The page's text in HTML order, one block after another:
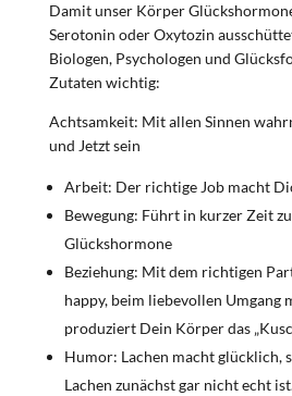
Damit unser Körper
Serotonin oder Oxytozin
Biologen, Psychologen und
Zutaten wichtig:
Achtsamkeit: Mit allen Sinnen
und Jetzt sein
Arbeit: Der richtige Job macht
Bewegung: Führt in kurzer Zeit
Glückshormone
Beziehung: Mit dem richtigen
happy, beim liebevollen Umgang
produziert Dein Körper das
Humor: Lachen macht glücklich,
Lachen zunächst gar nicht echt